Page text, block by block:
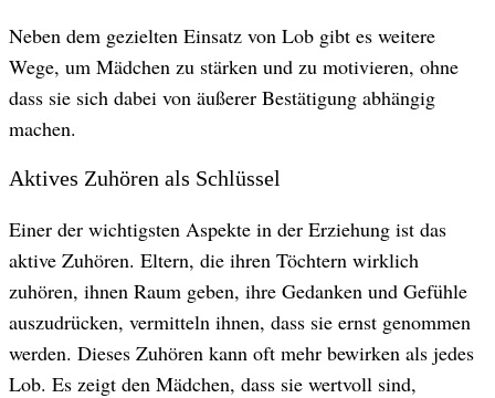
Neben dem gezielten Einsatz von Lob gibt es weitere
Wege, um Mädchen zu stärken und zu motivieren, ohne
dass sie sich dabei von äußerer Bestätigung abhängig
machen.
Aktives Zuhören als Schlüssel
Einer der wichtigsten Aspekte in der Erziehung ist das
aktive Zuhören. Eltern, die ihren Töchtern wirklich
zuhören, ihnen Raum geben, ihre Gedanken und Gefühle
auszudrücken, vermitteln ihnen, dass sie ernst genommen
werden. Dieses Zuhören kann oft mehr bewirken als jedes
Lob. Es zeigt den Mädchen, dass sie wertvoll sind,